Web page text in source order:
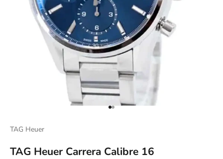
Gehe zu Element 1
Gehe zu Element 2
TAG Heuer
TAG Heuer Carrera Calibre 16